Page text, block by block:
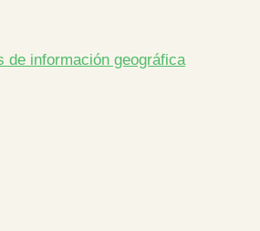
de información geográfica